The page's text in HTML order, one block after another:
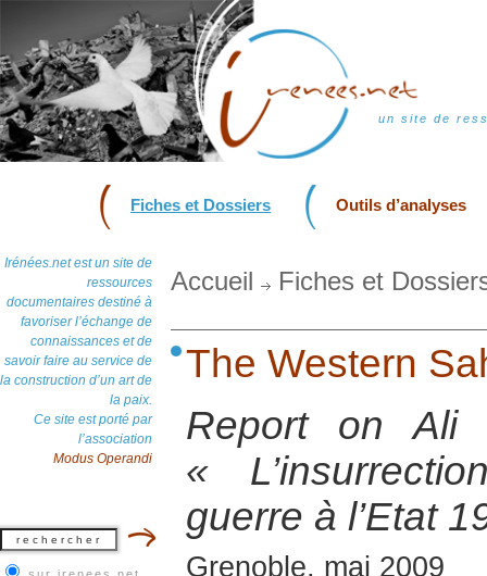
un site de
Fiches et Dossiers Outils d’analyses
Irénées.net est un site de
ressources
documentaires destiné à
favoriser l’échange de
connaissances et de
savoir faire au service de
la construction d’un art de
la paix.
Ce site est porté par
l’association
Modus Operandi
Accueil Fiches et
The Western
Report on Ali
«
guerre à l’Etat
Grenoble, mai 2009